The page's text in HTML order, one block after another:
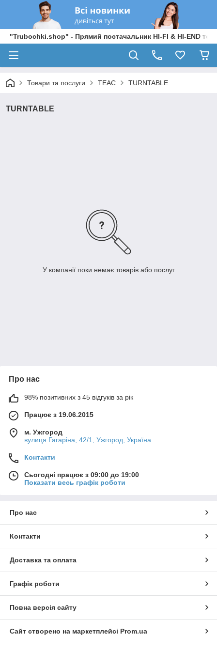
"Trubochki.shop" - Прямий постачальник HI-FI & HI-END
Товари та послуги TEAC TURNTABLE
TURNTABLE
У компанії поки немає товарів або послуг
Про нас
98% позитивних з 45 відгуків за рік
Працює з 19.06.2015
м. Ужгород
вулиця Гагаріна, 42/1, Ужгород, Україна
Контакти
Сьогодні працює з 09:00 до 19:00
Показати весь графік роботи
Про нас
Контакти
Доставка та оплата
Графік роботи
Повна версія сайту
Сайт створено на маркетплейсі Prom.ua